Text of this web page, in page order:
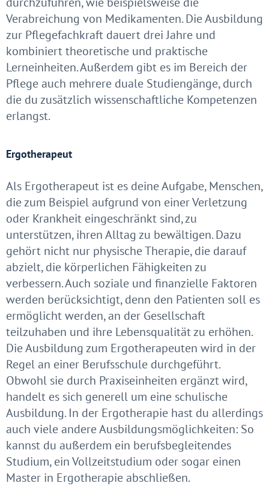
Verabreichung von Medikamenten. Die Ausbildung
zur Pflegefachkraft dauert drei Jahre und
kombiniert theoretische und praktische
Lerneinheiten. Außerdem gibt es im Bereich der
Pflege auch mehrere duale Studiengänge, durch
die du zusätzlich wissenschaftliche Kompetenzen
erlangst.
Ergotherapeut
Als Ergotherapeut ist es deine Aufgabe, Menschen,
die zum Beispiel aufgrund von einer Verletzung
oder Krankheit eingeschränkt sind, zu
unterstützen, ihren Alltag zu bewältigen. Dazu
gehört nicht nur physische Therapie, die darauf
abzielt, die körperlichen Fähigkeiten zu
verbessern. Auch soziale und finanzielle Faktoren
werden berücksichtigt, denn den Patienten soll es
ermöglicht werden, an der Gesellschaft
teilzuhaben und ihre Lebensqualität zu erhöhen.
Die Ausbildung zum Ergotherapeuten wird in der
Regel an einer Berufsschule durchgeführt.
Obwohl sie durch Praxiseinheiten ergänzt wird,
handelt es sich generell um eine schulische
Ausbildung. In der Ergotherapie hast du allerdings
auch viele andere Ausbildungsmöglichkeiten: So
kannst du außerdem ein berufsbegleitendes
Studium, ein Vollzeitstudium oder sogar einen
Master in Ergotherapie abschließen.